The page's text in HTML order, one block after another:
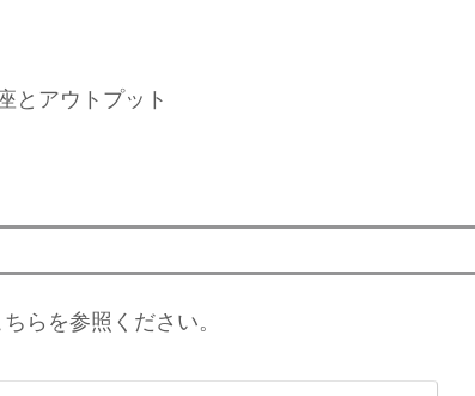
とアウトプット
らを参照ください。